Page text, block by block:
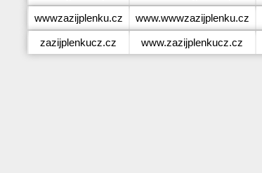
wwwzazijplenku.cz www.wwwzazijplenku.cz
zazijplenkucz.cz www.zazijplenkucz.cz